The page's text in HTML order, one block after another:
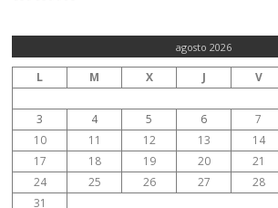
agosto 2026
L M X J V
3
4 5 6 7
10
11 12 13 14
17
18 19 20 21
24
25 26 27 28
31